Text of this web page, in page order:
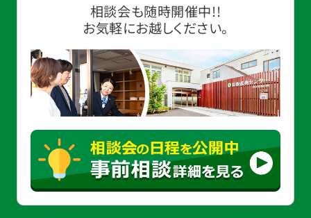
相談会も随時開催中!!
お気軽にお越しください。